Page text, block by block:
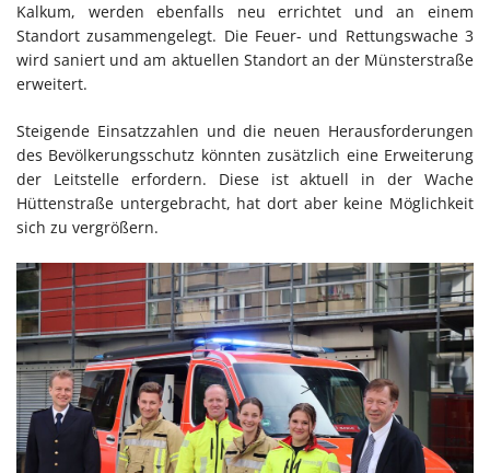
Kalkum, werden ebenfalls neu errichtet und an einem
Standort zusammengelegt. Die Feuer- und Rettungswache 3
wird saniert und am aktuellen Standort an der Münsterstraße
erweitert.
Steigende Einsatzzahlen und die neuen Herausforderungen
des Bevölkerungsschutz könnten zusätzlich eine Erweiterung
der Leitstelle erfordern. Diese ist aktuell in der Wache
Hüttenstraße untergebracht, hat dort aber keine Möglichkeit
sich zu vergrößern.